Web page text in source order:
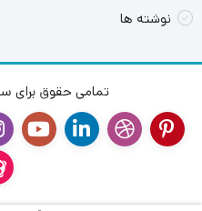
نوشته ها
تمامی حقوق برای